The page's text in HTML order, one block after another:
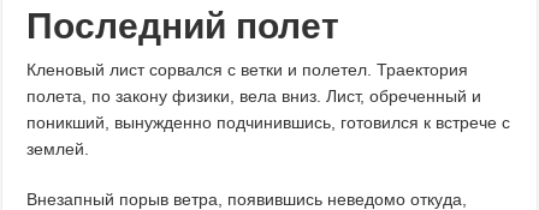
Последний полет
Кленовый лист сорвался с ветки и полетел. Траектория
полета, по закону физики, вела вниз. Лист, обреченный и
поникший, вынужденно подчинившись, готовился к встрече с
землей.
Внезапный порыв ветра, появившись неведомо откуда,